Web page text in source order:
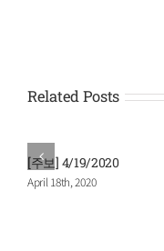
Related Posts
[주보] 4/19/2020
April 18th, 2020